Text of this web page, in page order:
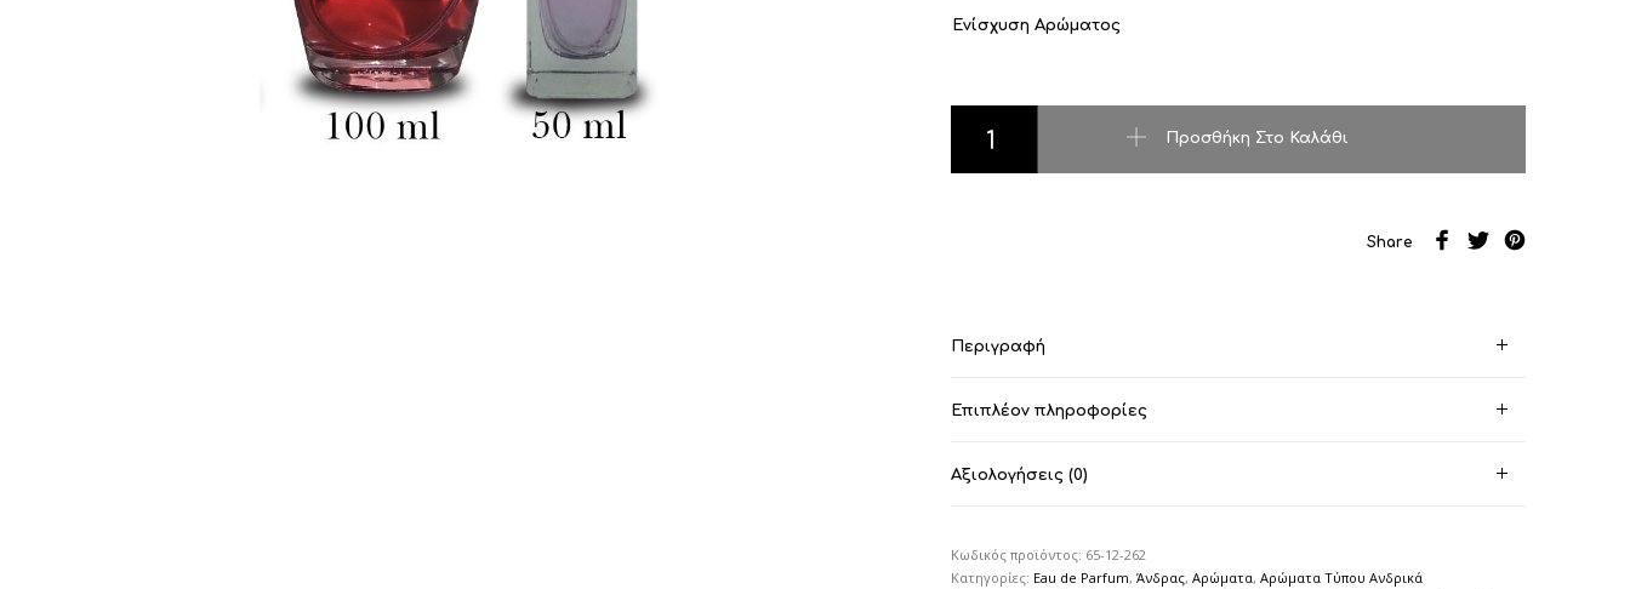
Ενίσχυση Αρώματος
Προσθήκη Στο Καλάθι
Share
Περιγραφή
Επιπλέον πληροφορίες
Αξιολογήσεις (0)
Κωδικός προϊόντος: 65-12-262
Κατηγορίες: Eau de Parfum, Άνδρας, Αρώματα, Αρώματα Τύπου Ανδρικά